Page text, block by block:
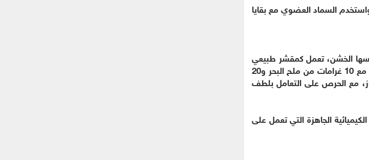
السماد العضوي مع بقايا
الخشن، تعمل كمقشر طبيعي
عند وضعها وفركها على البشرة. يتم خلط 100 غرام من البن المطحون الطازج مع 10 غرامات من ملح البحر و20
مع الحرص على التعامل بلطف
الجاهزة التي تعمل على